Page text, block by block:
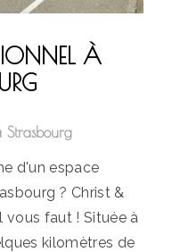
À
Strasbourg
d'un espace
? Christ &
vous faut ! Située à
kilomètres de